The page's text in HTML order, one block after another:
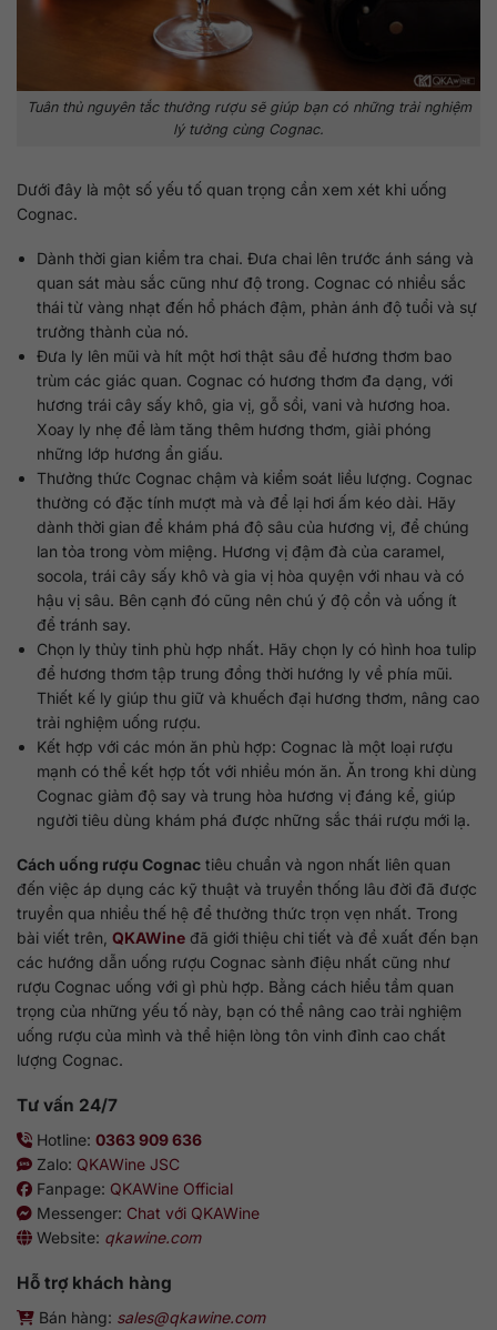
Tuân thủ nguyên tắc thưởng rượu sẽ giúp bạn có những trải nghiệm
lý tưởng cùng Cognac.
Dưới đây là một số yếu tố quan trọng cần xem xét khi uống
Cognac.
Dành thời gian kiểm tra chai. Đưa chai lên trước ánh sáng và
quan sát màu sắc cũng như độ trong. Cognac có nhiều sắc
thái từ vàng nhạt đến hổ phách đậm, phản ánh độ tuổi và sự
trưởng thành của nó.
Đưa ly lên mũi và hít một hơi thật sâu để hương thơm bao
trùm các giác quan. Cognac có hương thơm đa dạng, với
hương trái cây sấy khô, gia vị, gỗ sồi, vani và hương hoa.
Xoay ly nhẹ để làm tăng thêm hương thơm, giải phóng
những lớp hương ẩn giấu.
Thưởng thức Cognac chậm và kiểm soát liều lượng. Cognac
thường có đặc tính mượt mà và để lại hơi ấm kéo dài. Hãy
dành thời gian để khám phá độ sâu của hương vị, để chúng
lan tỏa trong vòm miệng. Hương vị đậm đà của caramel,
socola, trái cây sấy khô và gia vị hòa quyện với nhau và có
hậu vị sâu. Bên cạnh đó cũng nên chú ý độ cồn và uống ít
để tránh say.
Chọn ly thủy tinh phù hợp nhất. Hãy chọn ly có hình hoa tulip
để hương thơm tập trung đồng thời hướng ly về phía mũi.
Thiết kế ly giúp thu giữ và khuếch đại hương thơm, nâng cao
trải nghiệm uống rượu.
Kết hợp với các món ăn phù hợp: Cognac là một loại rượu
mạnh có thể kết hợp tốt với nhiều món ăn. Ăn trong khi dùng
Cognac giảm độ say và trung hòa hương vị đáng kể, giúp
người tiêu dùng khám phá được những sắc thái rượu mới lạ.
Cách uống rượu Cognac tiêu chuẩn và ngon nhất liên quan
đến việc áp dụng các kỹ thuật và truyền thống lâu đời đã được
truyền qua nhiều thế hệ để thưởng thức trọn vẹn nhất. Trong
bài viết trên, QKAWine đã giới thiệu chi tiết và đề xuất đến bạn
các hướng dẫn uống rượu Cognac sành điệu nhất cũng như
rượu Cognac uống với gì phù hợp. Bằng cách hiểu tầm quan
trọng của những yếu tố này, bạn có thể nâng cao trải nghiệm
uống rượu của mình và thể hiện lòng tôn vinh đỉnh cao chất
lượng Cognac.
Tư vấn 24/7
Hotline: 0363 909 636
Zalo: QKAWine JSC
Fanpage: QKAWine Official
Messenger: Chat với QKAWine
Website: qkawine.com
Hỗ trợ khách hàng
Bán hàng: sales@qkawine.com